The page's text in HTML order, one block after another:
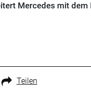
Mercedes mit
Teilen